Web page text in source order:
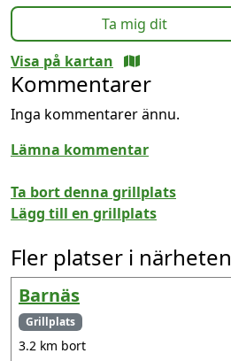
Ta mig dit
Visa på kartan
Kommentarer
Inga kommentarer ännu.
Lämna kommentar
Ta bort denna grillplats
Lägg till en grillplats
Fler platser i närheten
Barnäs
Grillplats
3.2 km bort